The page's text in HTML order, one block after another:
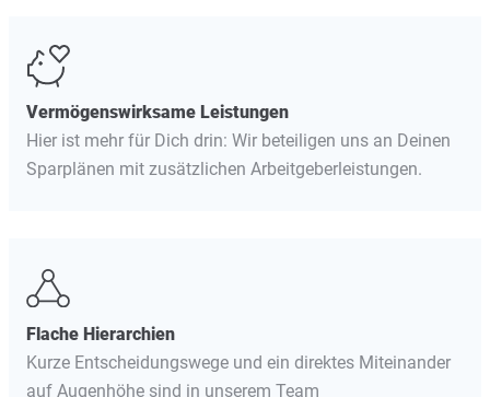
Vermögenswirksame Leistungen
Hier ist mehr für Dich drin: Wir beteiligen uns an Deinen
Sparplänen mit zusätzlichen Arbeitgeberleistungen.
Flache Hierarchien
Kurze Entscheidungswege und ein direktes Miteinander
auf Augenhöhe sind in unserem Team